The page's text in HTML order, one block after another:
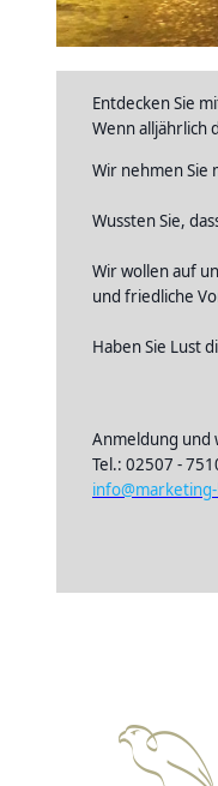
Entdecken Sie
Wenn alljährlich
Wir nehmen Sie
Wussten Sie,
Wir wollen auf
und friedliche
Haben Sie Lust
Anmeldung und
Tel.: 02507 -